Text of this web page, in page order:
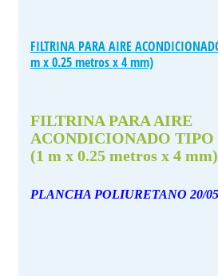
FILTRINA PARA AIRE
m x 0.25 metros x 4 mm)
FILTRINA PARA AIRE
ACONDICIONADO TIPO
(1 m x 0.25 metros x 4 mm)
PLANCHA POLIURETANO 20/